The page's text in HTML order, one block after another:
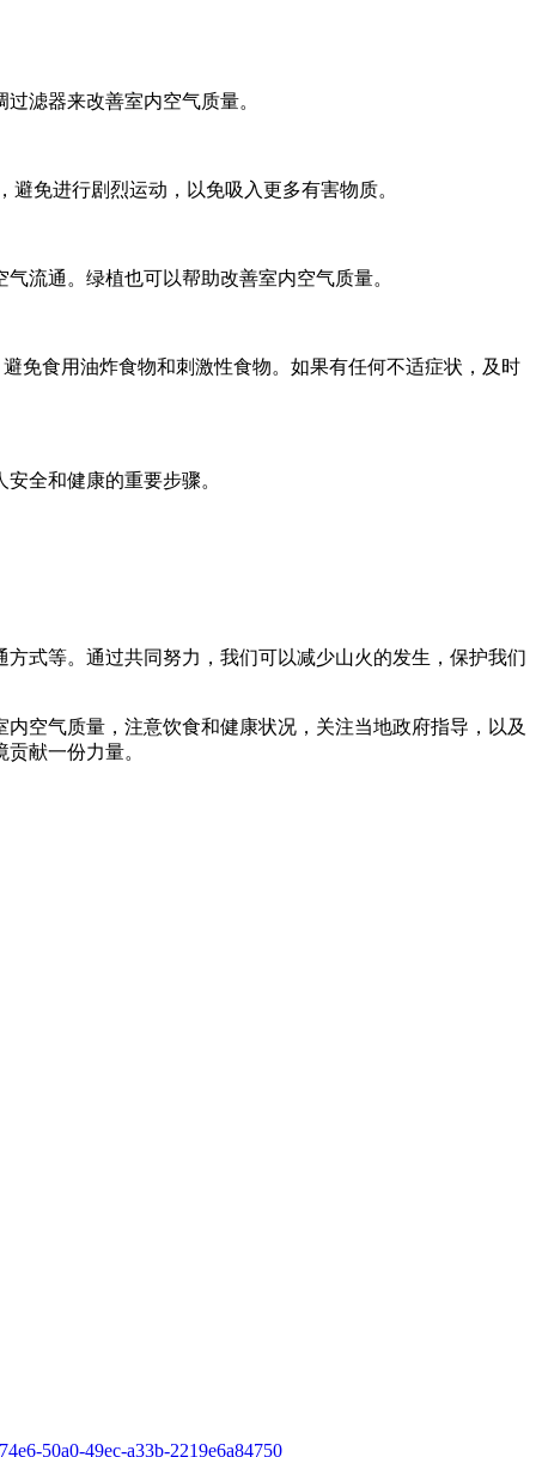
滤器来改善室内空气质量。
免进行剧烈运动，以免吸入更多有害物质。
流通。绿植也可以帮助改善室内空气质量。
免食用油炸食物和刺激性食物。如果有任何不适症状，及时
全和健康的重要步骤。
式等。通过共同努力，我们可以减少山火的发生，保护我们
空气质量，注意饮食和健康状况，关注当地政府指导，以及
献一份力量。